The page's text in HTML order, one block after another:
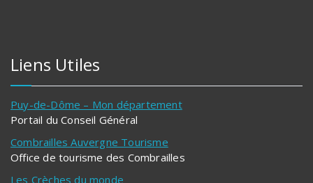
Liens Utiles
Puy-de-Dôme – Mon département
Portail du Conseil Général
Combrailles Auvergne Tourisme
Office de tourisme des Combrailles
Les Crèches du monde